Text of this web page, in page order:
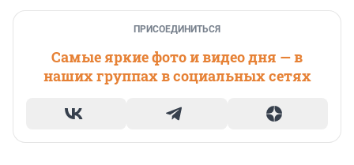
ПРИСОЕДИНИТЬСЯ
Самые яркие фото и видео дня — в
наших группах в социальных сетях